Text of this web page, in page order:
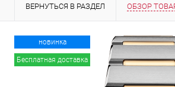
ВЕРНУТЬСЯ В РАЗДЕЛ ОБЗОР
ИНФОРМАЦИЯ ОБ ОПЛАТЕ СТАТЬИ
новинка
Бесплатная доставка